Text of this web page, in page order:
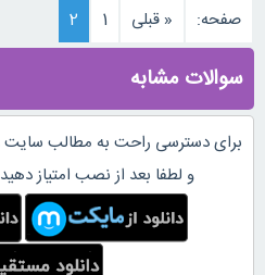
صفحه: « قبلی 1
2
سوالات مشابه
برای دسترسی راحت به مطالب سایت
و لطفا بعد از نصب امتیاز